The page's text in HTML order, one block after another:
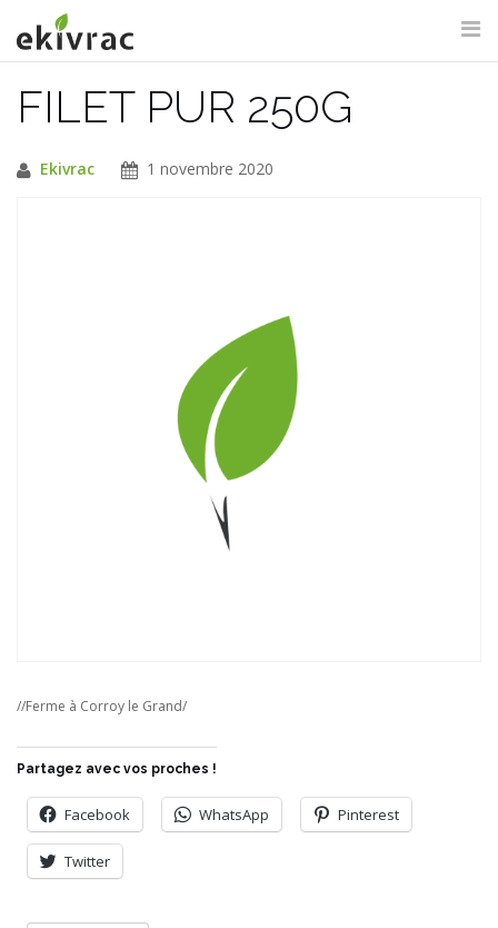
au
contenu
RECHERCHE DU SITE
FILET PUR 250G
Ekivrac 1 novembre 2020
//Ferme à Corroy le Grand/
Partagez avec vos proches !
Facebook WhatsApp Pinterest
Twitter